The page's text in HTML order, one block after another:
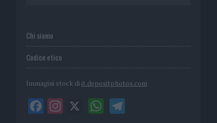
Chi siamo
Codice etico
Immagini stock di it.depositphotos.com